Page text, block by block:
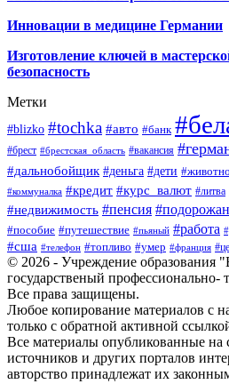
Инновации в медицине Германии
Изготовление ключей в
безопасность
Метки
#blizko #tochka #авто #банк
#брест #брестская_область #вакансия
#дальнобойщик #деньга #дети
#коммуналка #кредит #курс_валют #литва
#недвижимость #пенсия
#пособие #путешествие #пьяный #работа
#сша #телефон #топливо #умер #франция
© 2026 - Учреждение образования
государственый профессионально-
Все права защищены.
Любое копирование материалов с
только с обратной активной
Все материалы опубликованные на
источников и других порталов
авторство принадлежат их